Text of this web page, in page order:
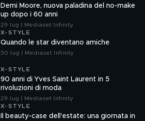
Demi Moore, nuova paladina del no-make
up dopo i 60 anni
29 lug | Mediaset Infinity
X-STYLE
Quando le star diventano amiche
30 lug | Mediaset Infinity
X-STYLE
90 anni di Yves Saint Laurent in 5
rivoluzioni di moda
29 lug | Mediaset Infinity
X-STYLE
Il beauty-case dell'estate: una giornata in